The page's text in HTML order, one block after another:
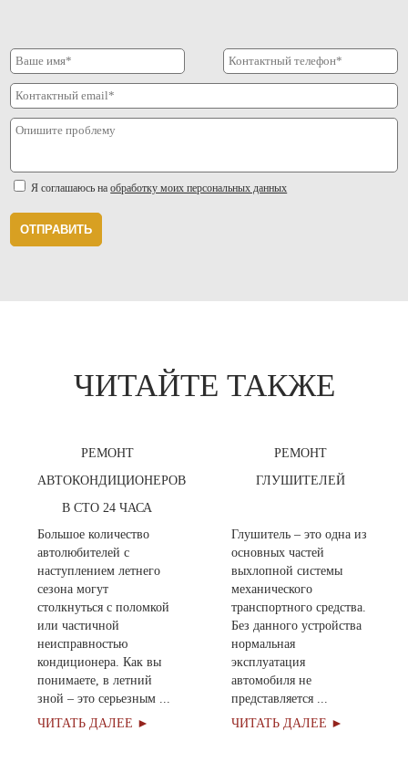
Я соглашаюсь наобработку моих персональных данных
ОТПРАВИТЬ
ЧИТАЙТЕ ТАКЖЕ
РЕМОНТ
АВТОКОНДИЦИОНЕРОВ
В СТО 24 ЧАСА
Большое количество
автолюбителей с
наступлением летнего
сезона могут
столкнуться с поломкой
или частичной
неисправностью
кондиционера. Как вы
понимаете, в летний
зной – это серьезным ...
ЧИТАТЬ ДАЛЕЕ ►
РЕМОНТ
ГЛУШИТЕЛЕЙ
Глушитель – это одна из
основных частей
выхлопной системы
механического
транспортного средства.
Без данного устройства
нормальная
эксплуатация
автомобиля не
представляется ...
ЧИТАТЬ ДАЛЕЕ ►